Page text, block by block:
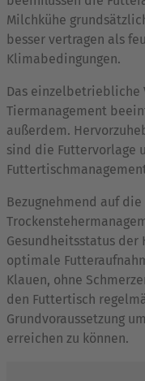
Milchkühe
besser vertragen als
Klimabedingungen.
Das einzelbetriebliche
Tiermanagement
außerdem.
sind die Futtervorlage
Bezugnehmend auf
Gesundheitsstatus der
optimale
Klauen, ohne
den Futtertisch
Grundvoraussetzung
erreichen zu können.